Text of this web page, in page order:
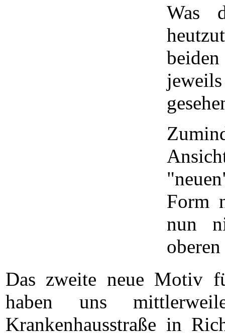
Was
Form
nun
Das zweite neue Motiv
haben uns
Krankenhausstraße in